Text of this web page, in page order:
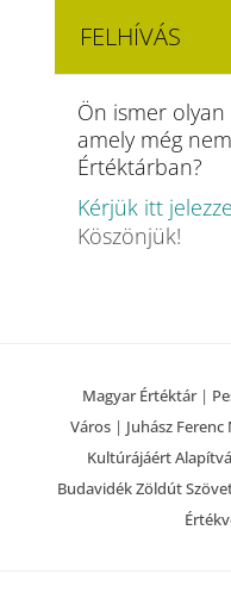
FELHÍVÁS
Ön ismer
amely még
Értéktárban?
Kérjük itt
Köszönjük!
Magyar Értéktár|
Város| Juhász
Kultúrájáért
Budavidék Zöldút